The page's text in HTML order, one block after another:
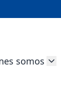
somos